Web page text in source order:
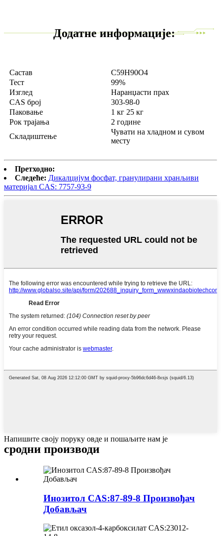
Додатне информације:
Састав
C59H90O4
Тест
99%
Изглед
Наранџасти прах
CAS број
303-98-0
Паковање
1 кг 25 кг
Рок трајања
2 године
Складиштење
Чувати на хладном и сувом
месту
Претходно:
Следеће: Дикалцијум фосфат, гранулирани хранљиви
материјал CAS: 7757-93-9
Напишите своју поруку овде и пошаљите нам је
сродни производи
Инозитол CAS:87-89-8 Произвођач
Добављач